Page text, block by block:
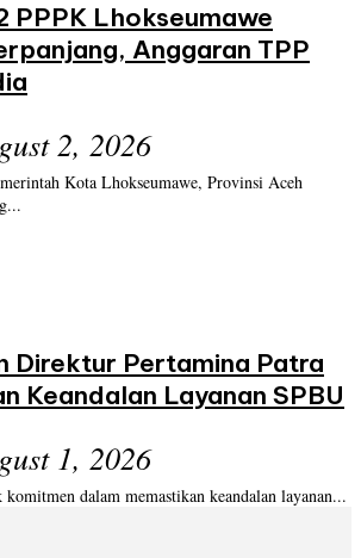
PPPK Lhokseumawe
Anggaran TPP
2, 2026
Kota Lhokseumawe, Provinsi Aceh
Direktur Pertamina Patra
Keandalan Layanan SPBU
1, 2026
komitmen dalam memastikan keandalan layanan...